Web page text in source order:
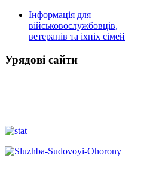
Інформація для
військовослужбовців,
ветеранів та іхніх сімей
Урядові сайти